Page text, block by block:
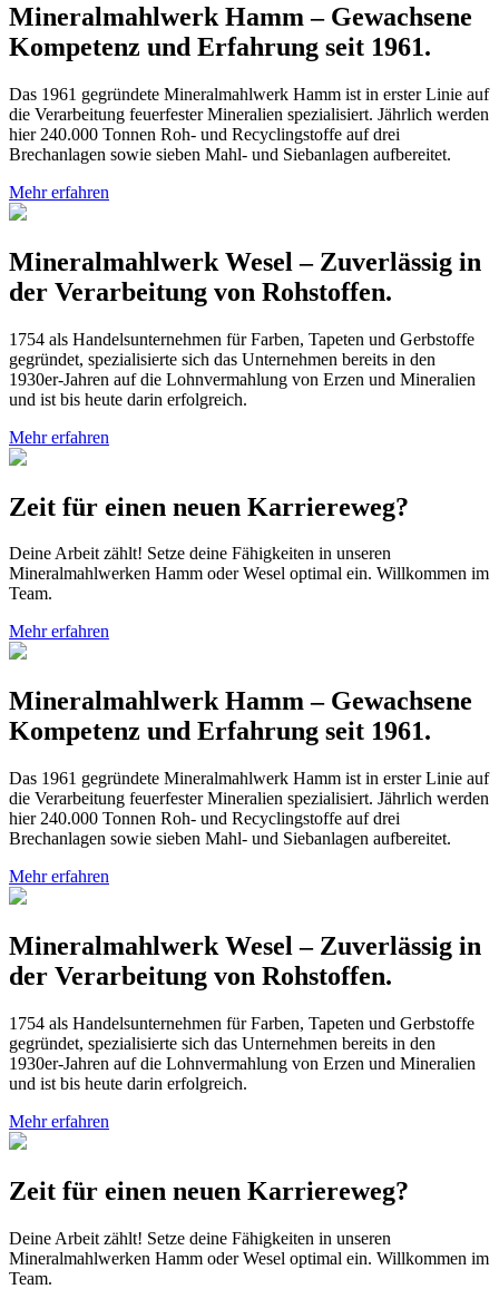
Mineralmahlwerk Hamm – Gewachsene
Kompetenz und Erfahrung seit 1961.
Das 1961 gegründete Mineralmahlwerk Hamm ist in erster Linie auf
die Verarbeitung feuerfester Mineralien spezialisiert. Jährlich werden
hier 240.000 Tonnen Roh- und Recyclingstoffe auf drei
Brechanlagen sowie sieben Mahl- und Siebanlagen aufbereitet.
Mehr erfahren
Mineralmahlwerk Wesel – Zuverlässig in
der Verarbeitung von Rohstoffen.
1754 als Handelsunternehmen für Farben, Tapeten und Gerbstoffe
gegründet, spezialisierte sich das Unternehmen bereits in den
1930er-Jahren auf die Lohnvermahlung von Erzen und Mineralien
und ist bis heute darin erfolgreich.
Mehr erfahren
Zeit für einen neuen Karriereweg?
Deine Arbeit zählt! Setze deine Fähigkeiten in unseren
Mineralmahlwerken Hamm oder Wesel optimal ein. Willkommen im
Team.
Mehr erfahren
Mineralmahlwerk Hamm – Gewachsene
Kompetenz und Erfahrung seit 1961.
Das 1961 gegründete Mineralmahlwerk Hamm ist in erster Linie auf
die Verarbeitung feuerfester Mineralien spezialisiert. Jährlich werden
hier 240.000 Tonnen Roh- und Recyclingstoffe auf drei
Brechanlagen sowie sieben Mahl- und Siebanlagen aufbereitet.
Mehr erfahren
Mineralmahlwerk Wesel – Zuverlässig in
der Verarbeitung von Rohstoffen.
1754 als Handelsunternehmen für Farben, Tapeten und Gerbstoffe
gegründet, spezialisierte sich das Unternehmen bereits in den
1930er-Jahren auf die Lohnvermahlung von Erzen und Mineralien
und ist bis heute darin erfolgreich.
Mehr erfahren
Zeit für einen neuen Karriereweg?
Deine Arbeit zählt! Setze deine Fähigkeiten in unseren
Mineralmahlwerken Hamm oder Wesel optimal ein. Willkommen im
Team.